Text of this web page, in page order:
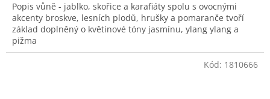
Popis vůně - jablko, skořice a karafiáty spolu s ovocnými
akcenty broskve, lesních plodů, hrušky a pomaranče tvoří
základ doplněný o květinové tóny jasmínu, ylang ylang a
pižma
Kód: 1810666